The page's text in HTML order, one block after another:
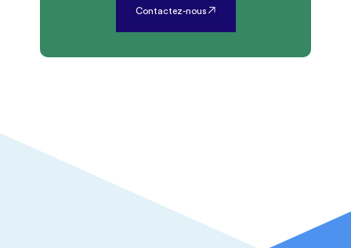
Contactez-nous